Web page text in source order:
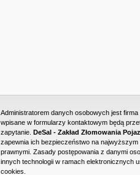
Administratorem danych osobowych jest firma
wpisane w formularzy kontaktowym będą
zapytanie. DeSal - Zakład Złomowania
zapewnia ich bezpieczeństwo na
prawnymi. Zasady postępowania z danymi
innych technologii w ramach elektronicznych
cookies.